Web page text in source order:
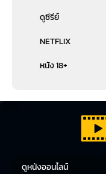
ดูซีรีย์
NETFLIX
หนัง 18+
ดูหนังออนไลน์